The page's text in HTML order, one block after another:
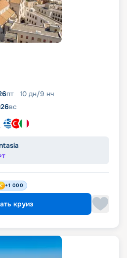
пт 10 дн/9 нч
вс
+1 000
круиз